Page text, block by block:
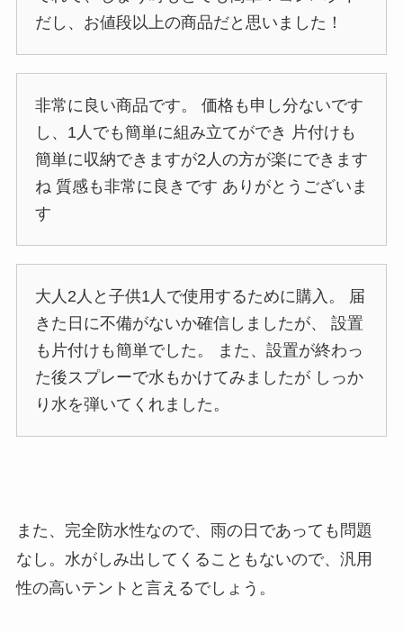
だし、お値段以上の商品だと思いました！
非常に良い商品です。 価格も申し分ないです
し、1人でも簡単に組み立てができ 片付けも
簡単に収納できますが2人の方が楽にできます
ね 質感も非常に良きです ありがとうございま
す
大人2人と子供1人で使用するために購入。 届
きた日に不備がないか確信しましたが、 設置
も片付けも簡単でした。 また、設置が終わっ
た後スプレーで水もかけてみましたが しっか
り水を弾いてくれました。
また、完全防水性なので、雨の日であっても問題
なし。水がしみ出してくることもないので、汎用
性の高いテントと言えるでしょう。